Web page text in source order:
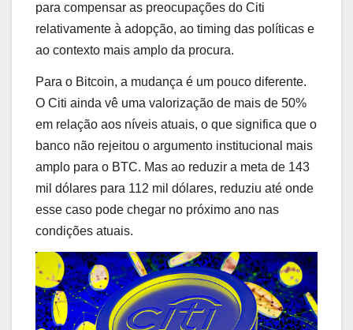
para compensar as preocupações do Citi
relativamente à adopção, ao timing das políticas e
ao contexto mais amplo da procura.
Para o Bitcoin, a mudança é um pouco diferente.
O Citi ainda vê uma valorização de mais de 50%
em relação aos níveis atuais, o que significa que o
banco não rejeitou o argumento institucional mais
amplo para o BTC. Mas ao reduzir a meta de 143
mil dólares para 112 mil dólares, reduziu até onde
esse caso pode chegar no próximo ano nas
condições atuais.